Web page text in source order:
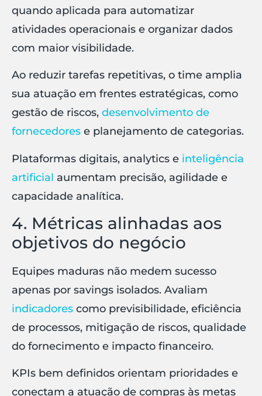
quando aplicada para automatizar
atividades operacionais e organizar dados
com maior visibilidade.
Ao reduzir tarefas repetitivas, o time amplia
sua atuação em frentes estratégicas, como
gestão de riscos, desenvolvimento de
fornecedores e planejamento de categorias.
Plataformas digitais, analytics e inteligência
artificial aumentam precisão, agilidade e
capacidade analítica.
4. Métricas alinhadas aos
objetivos do negócio
Equipes maduras não medem sucesso
apenas por savings isolados. Avaliam
indicadores como previsibilidade, eficiência
de processos, mitigação de riscos, qualidade
do fornecimento e impacto financeiro.
KPIs bem definidos orientam prioridades e
conectam a atuação de compras às metas